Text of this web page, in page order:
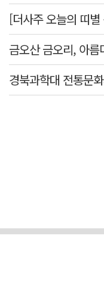
금오산 금오리, 아